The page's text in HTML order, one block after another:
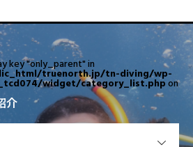
key "only_parent" in
truenorth.jp/tn-diving/wp-
widget/category_list.php on
介
OPEN